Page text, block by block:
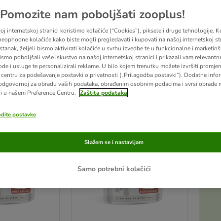
mačke nudi vašim mezimicama raznovrsnost okusa. Proizvodi iz linije Feline
i time se vrlo uspješno uklapaju u koncept Health Nutrition suhe hrane i
pronaći i Royal Canin suhu hranu za mačke.
promijenjeni
Pomozite nam poboljšati zooplus!
internetskoj stranici koristimo kolačiće (“Cookies”), piksele i druge tehnologije.
kolačiće kako biste mogli pregledavati i kupovati na našoj internetskoj
željeli bismo aktivirati kolačiće u svrhu izvedbe te u funkcionalne i
poboljšali vaše iskustvo na našoj internetskoj stranici i prikazali vam
i usluge te personalizirali reklame. U bilo kojem trenutku možete izvršiti
centru za podešavanje postavki o privatnosti („Prilagodba postavki“). Dodatne
za obradu vaših podataka, obrađenim osobnim podacima i svrsi obrade
u našem Preference Centru. Zaštita podataka
postavke
Samo potrebni kolačići
Slažem se i nastavljam